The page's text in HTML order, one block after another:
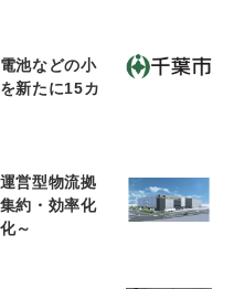
池などの小
新たに15カ
営型物流拠
約・効率化
～